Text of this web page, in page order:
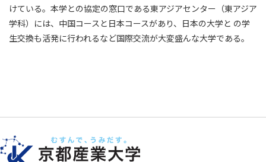
けている。本学との協定の窓口である東アジアセンター（東アジア
学科）には、中国コースと日本コースがあり、日本の大学と の学
生交換も活発に行われるなど国際交流が大変盛んな大学である。